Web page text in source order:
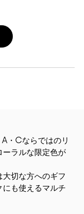
・Cならではのリ
ーラルな限定色が
切な方へのギフ
にも使えるマルチ